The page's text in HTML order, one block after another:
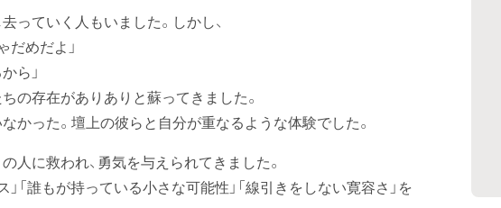
っていく人もいました。しかし、
だめだよ」
ら」
の存在がありありと蘇ってきました。
かった。壇上の彼らと自分が重なるような体験でした。
人に救われ、勇気を与えられてきました。
「誰もが持っている小さな可能性」「線引きをしない寛容さ」を